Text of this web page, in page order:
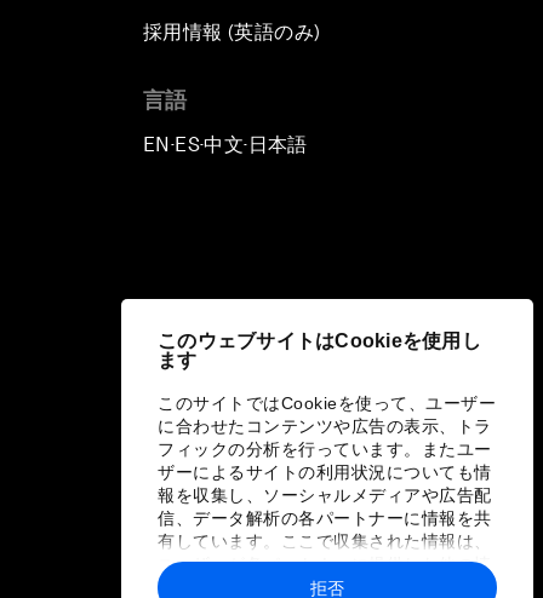
このウェブサイトはCookieを使用し
ます
このサイトではCookieを使って、ユーザー
に合わせたコンテンツや広告の表示、トラ
フィックの分析を行っています。またユー
ザーによるサイトの利用状況についても情
報を収集し、ソーシャルメディアや広告配
信、データ解析の各パートナーに情報を共
有しています。ここで収集された情報は、
ユーザーが各パートナーに提供した他の情
報や各パートナーのサービスを使用した際
拒否
採用情報 (英語のみ)
言語
EN ▪ES▪中文▪ 日本語